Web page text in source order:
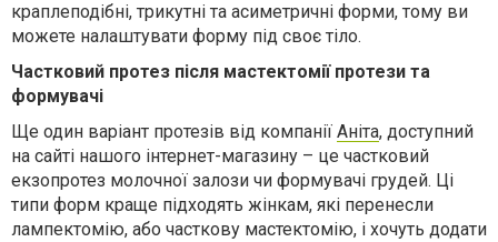
краплеподібні, трикутні та асиметричні форми, тому ви
можете налаштувати форму під своє тіло.
Частковий протез після мастектомії протези та
формувачі
Ще один варіант протезів від компанії Аніта, доступний
на сайті нашого інтернет-магазину – це частковий
екзопротез молочної залози чи формувачі грудей. Ці
типи форм краще підходять жінкам, які перенесли
лампектомію, або часткову мастектомію, і хочуть додати